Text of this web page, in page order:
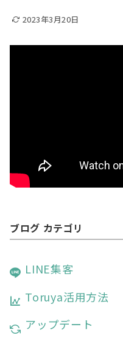
2023年3月20日
ブログ カテゴリ
LINE集客
Toruya活用方法
アップデート